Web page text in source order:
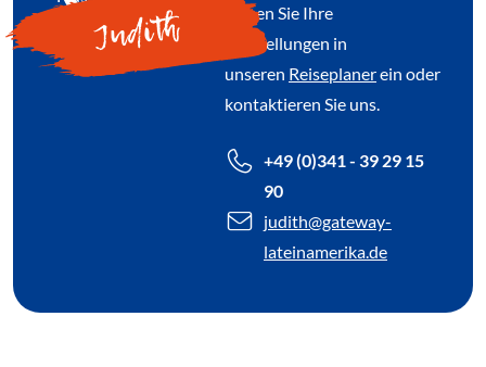
Judith
Geben Sie Ihre
Vorstellungen in
unseren Reiseplanerein oder
kontaktieren Sie uns.
+49 (0)341 - 39 29 15
90
judith@gateway-
lateinamerika.de